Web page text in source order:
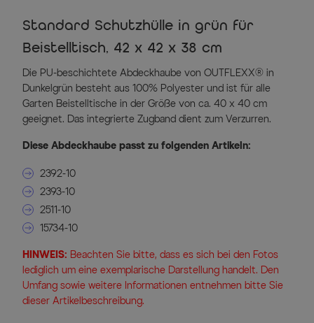
Standard Schutzhülle in grün für
Beistelltisch, 42 x 42 x 38 cm
Die PU-beschichtete Abdeckhaube von OUTFLEXX® in
Dunkelgrün besteht aus 100% Polyester und ist für alle
Garten Beistelltische in der Größe von ca. 40 x 40 cm
geeignet. Das integrierte Zugband dient zum Verzurren.
Diese Abdeckhaube passt zu folgenden Artikeln:
2392-10
2393-10
2511-10
15734-10
HINWEIS: Beachten Sie bitte, dass es sich bei den Fotos
lediglich um eine exemplarische Darstellung handelt. Den
Umfang sowie weitere Informationen entnehmen bitte Sie
dieser Artikelbeschreibung.